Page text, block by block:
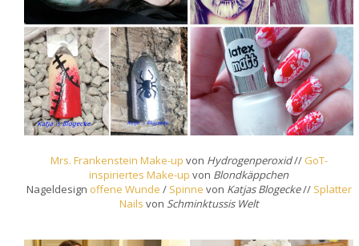
Mrs. Frankenstein Make-up von Hydrogenperoxid// GoT-
inspiriertes Make-up von Blondkäppchen
Nageldesign offene Wunde / Spinne von Katjas Blogecke// Splatter
Nails von Schminktussis Welt